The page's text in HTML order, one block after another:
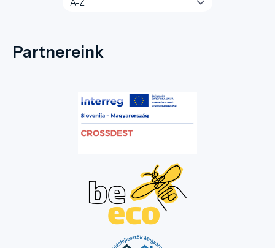
Partnereink